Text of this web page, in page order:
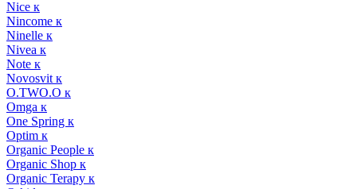
Nice к
Nincome к
Ninelle к
Nivea к
Note к
Novosvit к
O.TWO.O к
Omga к
One Spring к
Optim к
Organic People к
Organic Shop к
Organic Terapy к